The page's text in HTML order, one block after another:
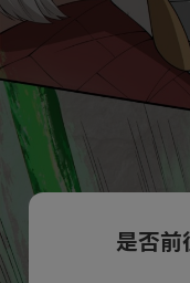
是否